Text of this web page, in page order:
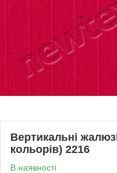
Вертикальні
кольорів) 2216
В наявності